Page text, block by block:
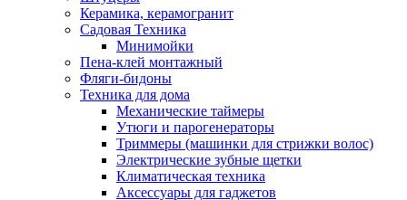
Керамика, керамогранит
Садовая Техника
Минимойки
Пена-клей монтажный
Фляги-бидоны
Техника для дома
Механические таймеры
Утюги и парогенераторы
Триммеры (машинки для стрижки волос)
Электрические зубные щетки
Климатическая техника
Аксессуары для гаджетов